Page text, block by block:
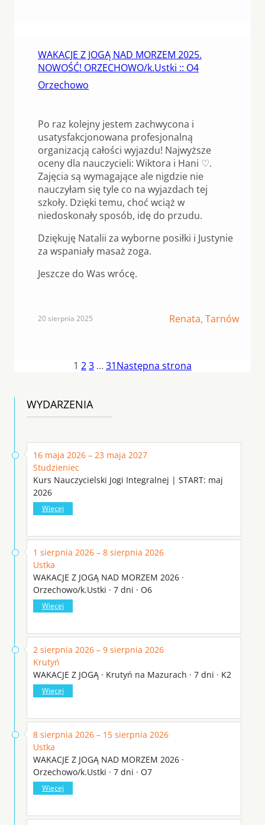
WAKACJE Z JOGĄ NAD MORZEM 2025.
NOWOŚĆ! ORZECHOWO/k.Ustki :: O4
Orzechowo
Po raz kolejny jestem zachwycona i
usatysfakcjonowana profesjonalną
organizacją całości wyjazdu! Najwyższe
oceny dla nauczycieli: Wiktora i Hani ♡.
Zajęcia są wymagające ale nigdzie nie
nauczyłam się tyle co na wyjazdach tej
szkoły. Dzięki temu, choć wciąż w
niedoskonały sposób, idę do przudu.
Dziękuję Natalii za wyborne posiłki i Justynie
za wspaniały masaż zoga.
Jeszcze do Was wrócę.
20 sierpnia 2025 Renata, Tarnów
1 23 …31Następna strona
WYDARZENIA
16 maja 2026 – 23 maja 2027
Studzieniec
Kurs Nauczycielski Jogi Integralnej | START: maj
2026
Więcej
1 sierpnia 2026 – 8 sierpnia 2026
Ustka
WAKACJE Z JOGĄ NAD MORZEM 2026 ·
Orzechowo/k.Ustki · 7 dni · O6
Więcej
2 sierpnia 2026 – 9 sierpnia 2026
Krutyń
WAKACJE Z JOGĄ · Krutyń na Mazurach · 7 dni · K2
Więcej
8 sierpnia 2026 – 15 sierpnia 2026
Ustka
WAKACJE Z JOGĄ NAD MORZEM 2026 ·
Orzechowo/k.Ustki · 7 dni · O7
Więcej